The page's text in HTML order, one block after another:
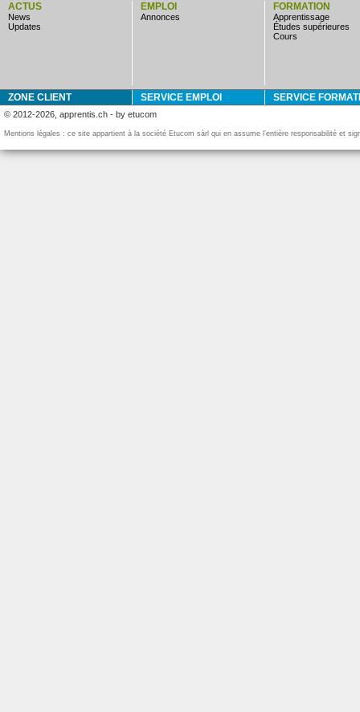
ACTUS
news
updates
EMPLOI
annonces
FORMATION
apprentissage
études supérieures
cours
ZONE CLIENT SERVICE EMPLOI SERVICE
© 2012-2026, apprentis.ch - by etucom
Mentions légales : ce site appartient à la société Etucom sàrl qui en assume l’entière responsabilité et